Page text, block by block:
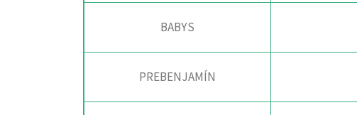
BABYS
PREBENJAMÍN